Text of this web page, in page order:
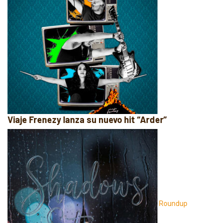
Viaje Frenezy lanza su nuevo hit “Arder”
Roundup